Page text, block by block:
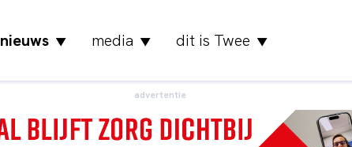
nieuws▼ media ▼ dit is Twee ▼
advertentie